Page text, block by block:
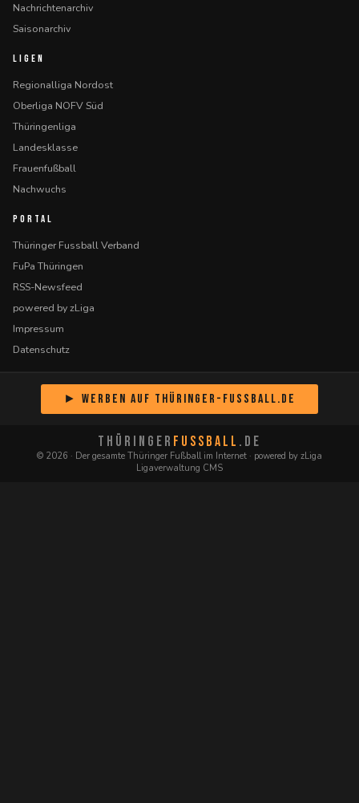
Nachrichtenarchiv
Saisonarchiv
LIGEN
Regionalliga Nordost
Oberliga NOFV Süd
Thüringenliga
Landesklasse
Frauenfußball
Nachwuchs
PORTAL
Thüringer Fussball Verband
FuPa Thüringen
RSS-Newsfeed
powered by zLiga
Impressum
Datenschutz
► Werben auf Thüringer-Fussball.de
THÜRINGER FUSSBALL .DE
© 2026 · Der gesamte Thüringer Fußball im Internet · powered by zLiga
Ligaverwaltung CMS